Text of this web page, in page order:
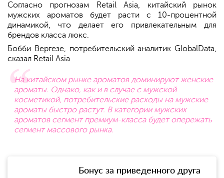
Согласно прогнозам Retail Asia, китайский рынок
мужских ароматов будет расти с 10-процентной
динамикой, что делает его привлекательным для
брендов класса люкс.
Бобби Вергезе, потребительский аналитик GlobalData,
сказал Retail Asia
На китайском рынке ароматов доминируют женские
ароматы. Однако, как и в случае с мужской
косметикой, потребительские расходы на мужские
ароматы быстро растут. В категории мужских
ароматов сегмент премиум-класса будет опережать
сегмент массового рынка.
Бонус за приведенного друга